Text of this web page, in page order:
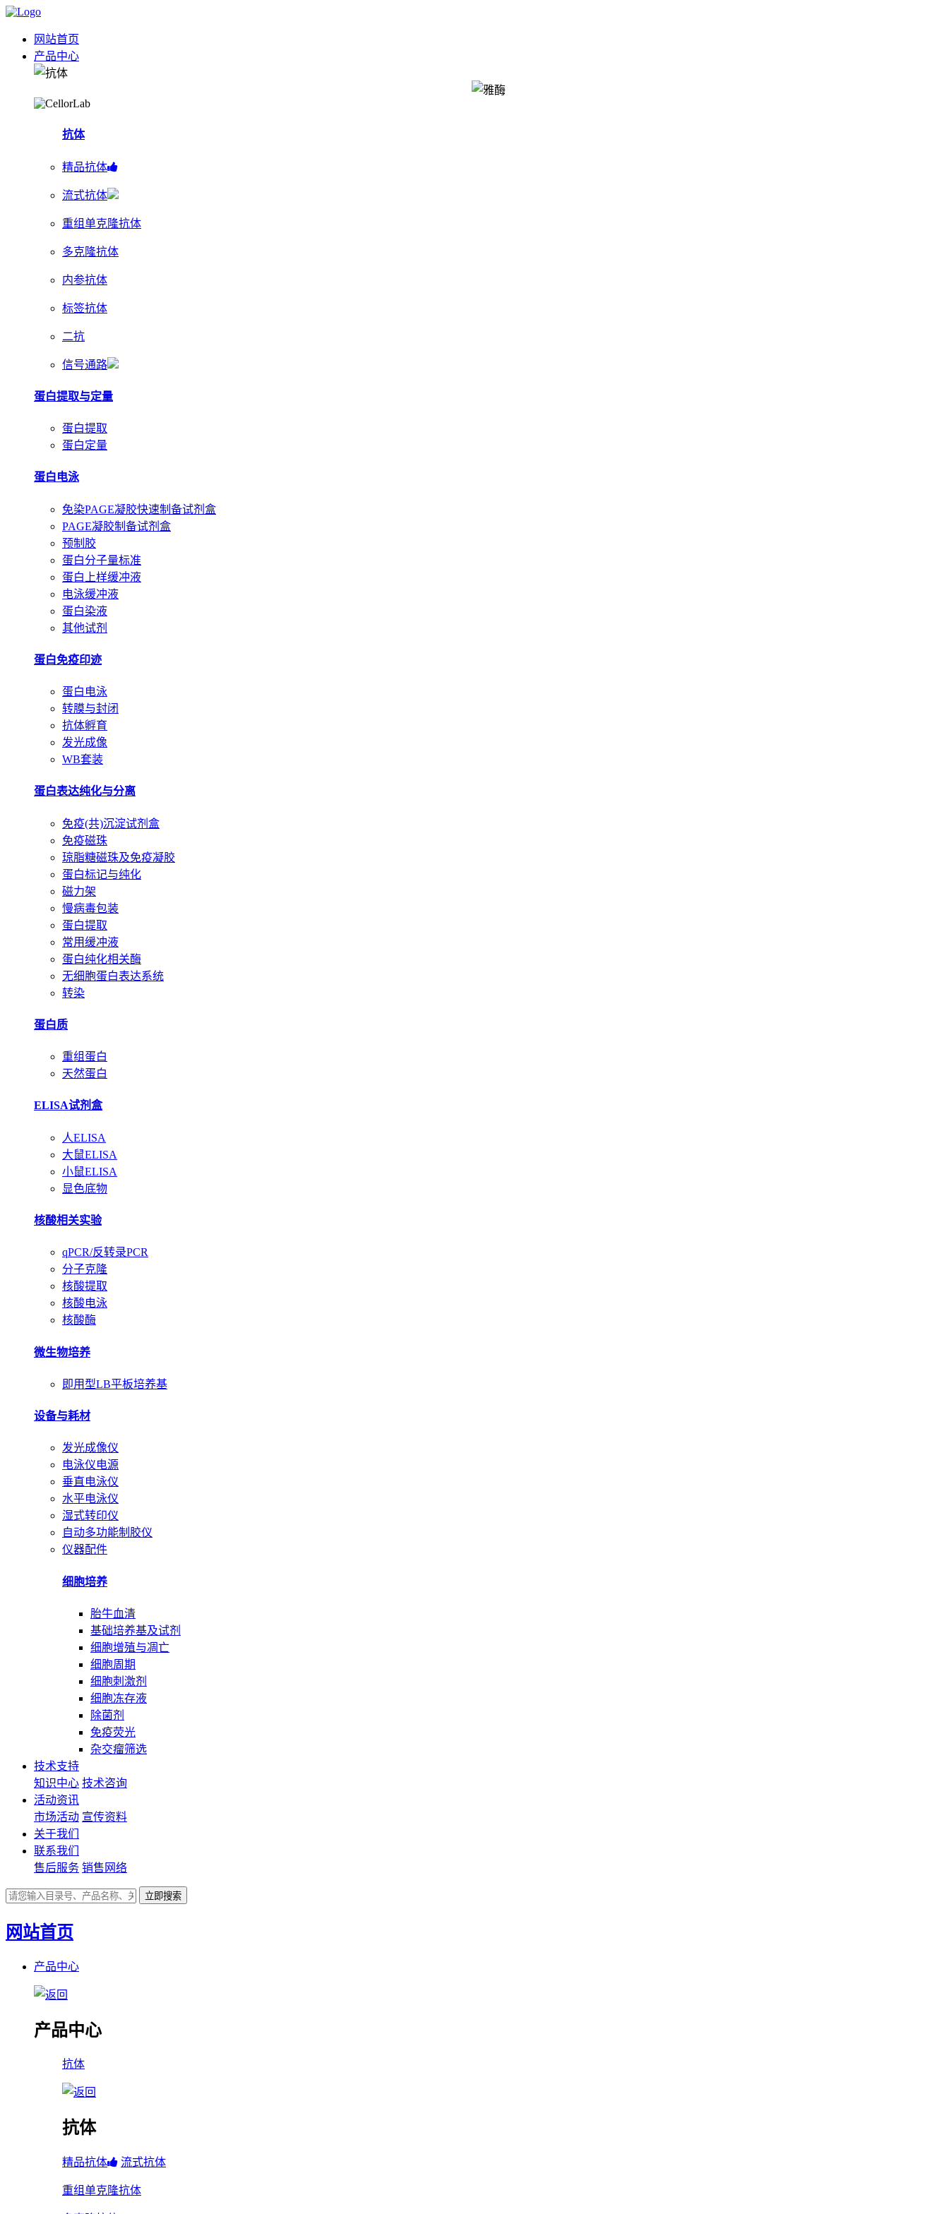
网站首页
产品中心
抗体
精品抗体
流式抗体
重组单克隆抗体
多克隆抗体
内参抗体
标签抗体
二抗
信号通路
蛋白提取与定量
蛋白提取
蛋白定量
蛋白电泳
免染PAGE凝胶快速制备试剂盒
PAGE凝胶制备试剂盒
预制胶
蛋白分子量标准
蛋白上样缓冲液
电泳缓冲液
蛋白染液
其他试剂
蛋白免疫印迹
蛋白电泳
转膜与封闭
抗体孵育
发光成像
WB套装
蛋白表达纯化与分离
免疫(共)沉淀试剂盒
免疫磁珠
琼脂糖磁珠及免疫凝胶
蛋白标记与纯化
磁力架
慢病毒包装
蛋白提取
常用缓冲液
蛋白纯化相关酶
无细胞蛋白表达系统
转染
蛋白质
重组蛋白
天然蛋白
ELISA试剂盒
人ELISA
大鼠ELISA
小鼠ELISA
显色底物
核酸相关实验
qPCR/反转录PCR
分子克隆
核酸提取
核酸电泳
核酸酶
微生物培养
即用型LB平板培养基
设备与耗材
发光成像仪
电泳仪电源
垂直电泳仪
水平电泳仪
湿式转印仪
自动多功能制胶仪
仪器配件
细胞培养
胎牛血清
基础培养基及试剂
细胞增殖与凋亡
细胞周期
细胞刺激剂
细胞冻存液
除菌剂
免疫荧光
杂交瘤筛选
技术支持
知识中心 技术咨询
活动资讯
市场活动 宣传资料
关于我们
联系我们
售后服务 销售网络
网站首页
产品中心
产品中心
抗体
抗体
精品抗体 流式抗体
重组单克隆抗体